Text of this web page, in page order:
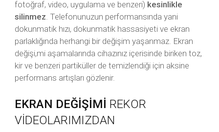
fotoğraf, video, uygulama ve benzeri) kesinlikle
silinmez. Telefonunuzun performansında yani
dokunmatik hızı, dokunmatik hassasiyeti ve ekran
parlaklığında herhangi bir değişim yaşanmaz. Ekran
değişi,mi aşamalarında cihazınız içerisinde biriken toz,
kir ve benzeri partiküller de temizlendiği için aksine
performans artışları gözlenir.
EKRAN DEĞİŞİMİ REKOR
VİDEOLARIMIZDAN